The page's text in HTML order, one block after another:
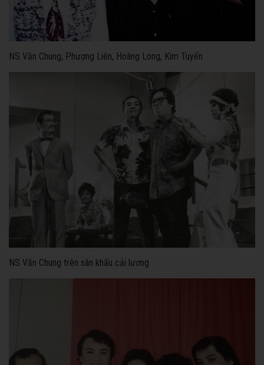
NS Văn Chung, Phượng Liên, Hoàng Long, Kim Tuyến
NS Văn Chung trên sân khấu cải lương